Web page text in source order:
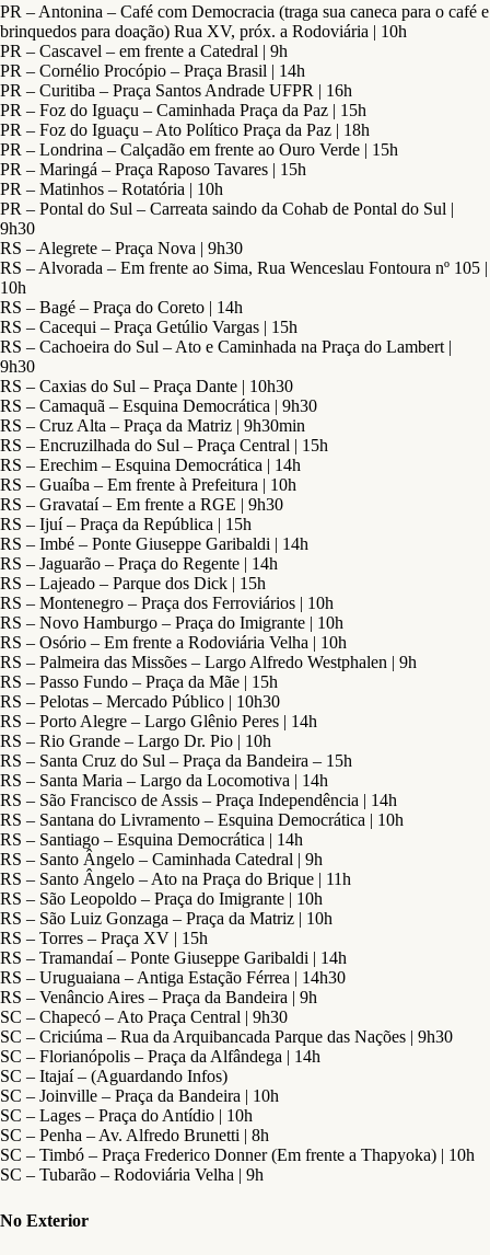
PR – Antonina – Café com Democracia (traga sua caneca para o café e
brinquedos para doação) Rua XV, próx. a Rodoviária | 10h
PR – Cascavel – em frente a Catedral | 9h
PR – Cornélio Procópio – Praça Brasil | 14h
PR – Curitiba – Praça Santos Andrade UFPR | 16h
PR – Foz do Iguaçu – Caminhada Praça da Paz | 15h
PR – Foz do Iguaçu – Ato Político Praça da Paz | 18h
PR – Londrina – Calçadão em frente ao Ouro Verde | 15h
PR – Maringá – Praça Raposo Tavares | 15h
PR – Matinhos – Rotatória | 10h
PR – Pontal do Sul – Carreata saindo da Cohab de Pontal do Sul |
9h30
RS – Alegrete – Praça Nova | 9h30
RS – Alvorada – Em frente ao Sima, Rua Wenceslau Fontoura nº 105 |
10h
RS – Bagé – Praça do Coreto | 14h
RS – Cacequi – Praça Getúlio Vargas | 15h
RS – Cachoeira do Sul – Ato e Caminhada na Praça do Lambert |
9h30
RS – Caxias do Sul – Praça Dante | 10h30
RS – Camaquã – Esquina Democrática | 9h30
RS – Cruz Alta – Praça da Matriz | 9h30min
RS – Encruzilhada do Sul – Praça Central | 15h
RS – Erechim – Esquina Democrática | 14h
RS – Guaíba – Em frente à Prefeitura | 10h
RS – Gravataí – Em frente a RGE | 9h30
RS – Ijuí – Praça da República | 15h
RS – Imbé – Ponte Giuseppe Garibaldi | 14h
RS – Jaguarão – Praça do Regente | 14h
RS – Lajeado – Parque dos Dick | 15h
RS – Montenegro – Praça dos Ferroviários | 10h
RS – Novo Hamburgo – Praça do Imigrante | 10h
RS – Osório – Em frente a Rodoviária Velha | 10h
RS – Palmeira das Missões – Largo Alfredo Westphalen | 9h
RS – Passo Fundo – Praça da Mãe | 15h
RS – Pelotas – Mercado Público | 10h30
RS – Porto Alegre – Largo Glênio Peres | 14h
RS – Rio Grande – Largo Dr. Pio | 10h
RS – Santa Cruz do Sul – Praça da Bandeira – 15h
RS – Santa Maria – Largo da Locomotiva | 14h
RS – São Francisco de Assis – Praça Independência | 14h
RS – Santana do Livramento – Esquina Democrática | 10h
RS – Santiago – Esquina Democrática | 14h
RS – Santo Ângelo – Caminhada Catedral | 9h
RS – Santo Ângelo – Ato na Praça do Brique | 11h
RS – São Leopoldo – Praça do Imigrante | 10h
RS – São Luiz Gonzaga – Praça da Matriz | 10h
RS – Torres – Praça XV | 15h
RS – Tramandaí – Ponte Giuseppe Garibaldi | 14h
RS – Uruguaiana – Antiga Estação Férrea | 14h30
RS – Venâncio Aires – Praça da Bandeira | 9h
SC – Chapecó – Ato Praça Central | 9h30
SC – Criciúma – Rua da Arquibancada Parque das Nações | 9h30
SC – Florianópolis – Praça da Alfândega | 14h
SC – Itajaí – (Aguardando Infos)
SC – Joinville – Praça da Bandeira | 10h
SC – Lages – Praça do Antídio | 10h
SC – Penha – Av. Alfredo Brunetti | 8h
SC – Timbó – Praça Frederico Donner (Em frente a Thapyoka) | 10h
SC – Tubarão – Rodoviária Velha | 9h
No Exterior